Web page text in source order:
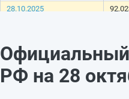
28.10.2025
25.10.2025
24.10.2025
РФ на 28